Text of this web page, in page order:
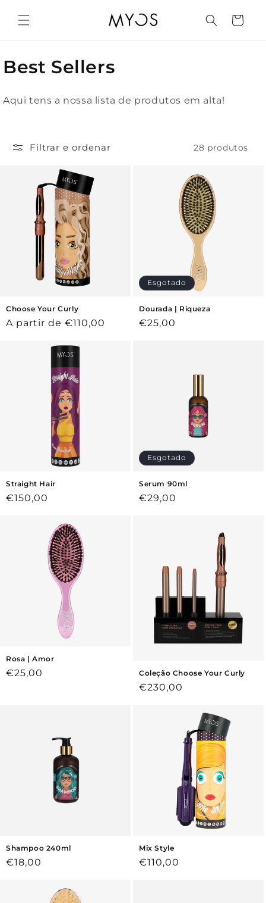
para o
conteúdo
Carrinho
C
Best Sellers
Aqui tens a nossa lista de produtos em alta!
Filtrar e ordenar 28 produtos
Choose Your Curly
Preço
A partir de €110,00
Esgotado
Dourada | Riqueza
Preço
€25,00
Straight Hair
Preço
€150,00
Esgotado
Serum 90ml
Preço
€29,00
Rosa | Amor
Preço
€25,00 Coleção Choose Your Curly
Preço
€230,00
Shampoo 240ml
Preço
€18,00
Mix Style
Preço
€110,00